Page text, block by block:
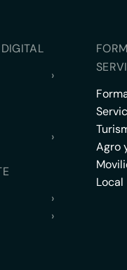
›
›
›
›
Agro
Local